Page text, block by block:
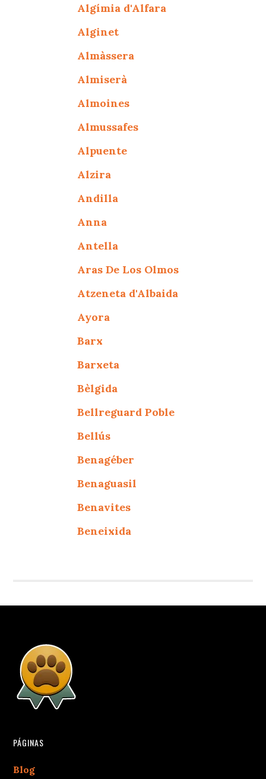
Algímia d'Alfara
Alginet
Almàssera
Almiserà
Almoines
Almussafes
Alpuente
Alzira
Andilla
Anna
Antella
Aras De Los Olmos
Atzeneta d'Albaida
Ayora
Barx
Barxeta
Bèlgida
Bellreguard Poble
Bellús
Benagéber
Benaguasil
Benavites
Beneixida
PÁGINAS
Blog